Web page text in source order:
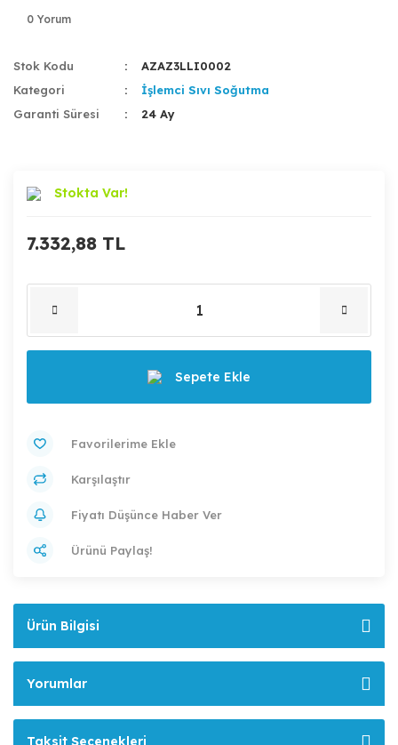
0 Yorum
Stok Kodu
AZAZ3LLI0002
Kategori
İşlemci Sıvı Soğutma
Garanti Süresi
24 Ay
Stokta Var!
7.332,88 TL
Sepete Ekle
Karşılaştır
Fiyatı Düşünce Haber Ver
Ürünü Paylaş!
Ürün Bilgisi
Yorumlar
Taksit Seçenekleri